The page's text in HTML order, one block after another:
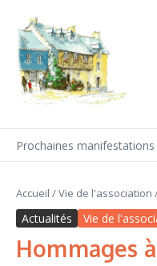
Prochaines manifestations
Accueil /Vie de l'association
Actualités Vie de
Hommages